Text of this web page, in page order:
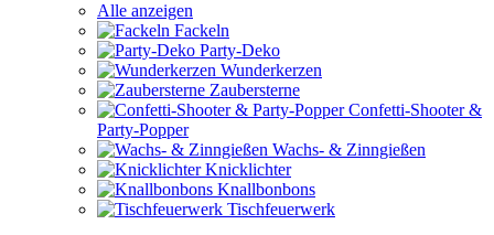
Alle anzeigen
Fackeln
Party-Deko
Wunderkerzen
Zaubersterne
Confetti-Shooter &
Party-Popper
Wachs- & Zinngießen
Knicklichter
Knallbonbons
Tischfeuerwerk